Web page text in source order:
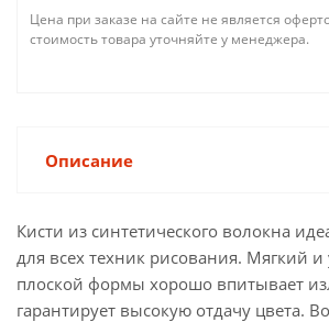
Цена при заказе на сайте не является
стоимость товара уточняйте у менеджера.
Описание
Кисти из синтетического волокна
для всех техник рисования. Мягкий
плоской формы хорошо впитывает
гарантирует высокую отдачу цвета.